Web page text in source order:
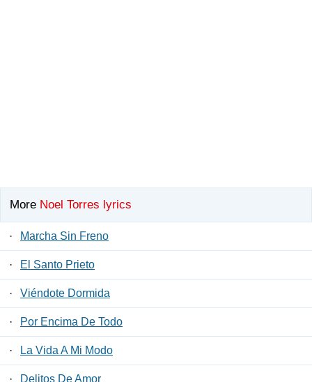
More Noel Torres lyrics
· Marcha Sin Freno
· El Santo Prieto
· Viéndote Dormida
· Por Encima De Todo
· La Vida A Mi Modo
· Delitos De Amor